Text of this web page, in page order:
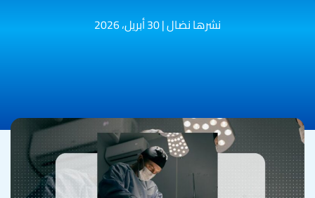
نشرها نضال|30 أبريل، 2026